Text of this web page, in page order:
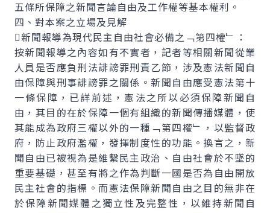
五條所保障之新聞言論自由及工作權等基本權利。
四、對本案之立場及見解
新聞報導為現代民主自由社會必備之﹁第四權﹂：
按新聞報導之內容如有不實者，記者等相關新聞從業
人員是否應負刑法誹謗罪刑責乙節，涉及憲法新聞自
由保障與刑事誹謗罪之關係。新聞自由應受憲法第十
一條保障，已詳前述，憲法之所以必須保障新聞自
由，其目的在於保障一個有組織的新聞傳播媒體，使
其能成為政府三權以外的一種﹁第四權﹂，以監督政
府，防止政府濫權，發揮制度性的功能。換言之，新
聞自由已被視為是維繫民主政治、自由社會於不墜的
重要基礎，甚至有將之作為判斷一國是否為自由開放
民主社會的指標。而憲法保障新聞自由之目的無非在
於保障新聞媒體之獨立性及完整性，以維持新聞自